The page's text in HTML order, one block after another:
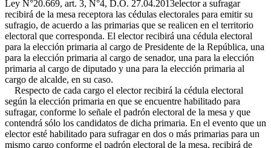
Ley N°20.669, art. 3, N°4, D.O. 27.04.2013elector a sufragar
recibirá de la mesa receptora las cédulas electorales para emitir su
sufragio, de acuerdo a las primarias que se realicen en el territorio
electoral que corresponda. El elector recibirá una cédula electoral
para la elección primaria al cargo de Presidente de la República, una
para la elección primaria al cargo de senador, una para la elección
primaria al cargo de diputado y una para la elección primaria al
cargo de alcalde, en su caso.
Respecto de cada cargo el elector recibirá la cédula electoral
según la elección primaria en que se encuentre habilitado para
sufragar, conforme lo señale el padrón electoral de la mesa y que
contendrá sólo los candidatos de dicha primaria. En el evento que un
elector esté habilitado para sufragar en dos o más primarias para un
mismo cargo conforme el padrón electoral de la mesa, recibirá de